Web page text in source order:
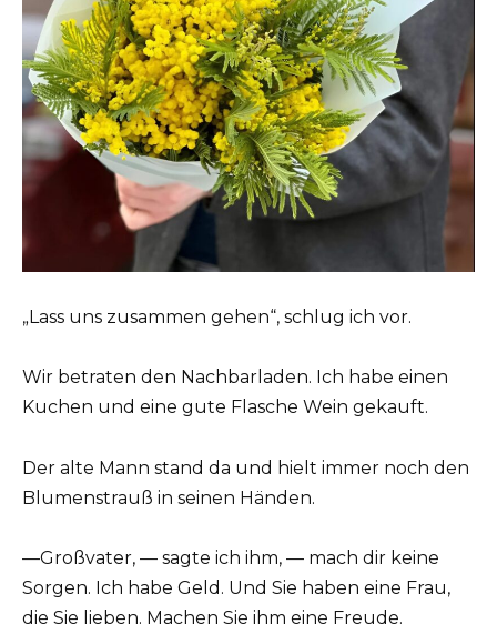
„Lass uns zusammen gehen“, schlug ich vor.
Wir betraten den Nachbarladen. Ich habe einen
Kuchen und eine gute Flasche Wein gekauft.
Der alte Mann stand da und hielt immer noch den
Blumenstrauß in seinen Händen.
—Großvater, — sagte ich ihm, — mach dir keine
Sorgen. Ich habe Geld. Und Sie haben eine Frau,
die Sie lieben. Machen Sie ihm eine Freude.